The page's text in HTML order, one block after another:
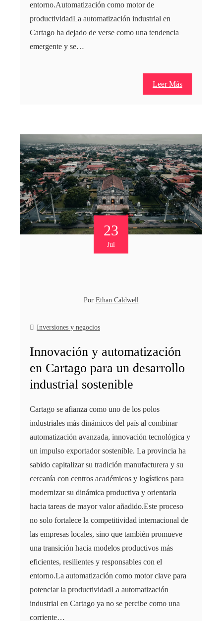
entorno.Automatización como motor de
productividadLa automatización industrial en
Cartago ha dejado de verse como una tendencia
emergente y se…
Leer Más
23
Jul
Por Ethan Caldwell
Inversiones y negocios
Innovación y automatización
en Cartago para un desarrollo
industrial sostenible
Cartago se afianza como uno de los polos
industriales más dinámicos del país al combinar
automatización avanzada, innovación tecnológica y
un impulso exportador sostenible. La provincia ha
sabido capitalizar su tradición manufacturera y su
cercanía con centros académicos y logísticos para
modernizar su dinámica productiva y orientarla
hacia tareas de mayor valor añadido.Este proceso
no solo fortalece la competitividad internacional de
las empresas locales, sino que también promueve
una transición hacia modelos productivos más
eficientes, resilientes y responsables con el
entorno.La automatización como motor clave para
potenciar la productividadLa automatización
industrial en Cartago ya no se percibe como una
corriente…